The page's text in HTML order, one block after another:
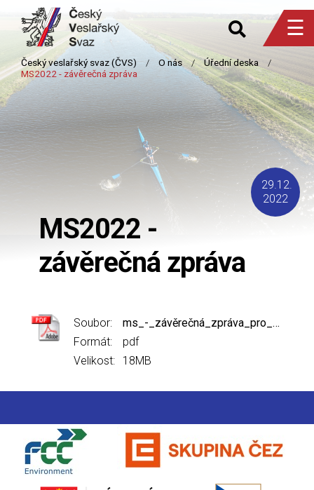
☰
MS2022 -
závěrečná zpráva
29.12.
2022
Soubor:
ms_-_závěrečná_zpráva_pro_nsa_19122022_-_lr.pdf
Formát:
pdf
Velikost:
18MB